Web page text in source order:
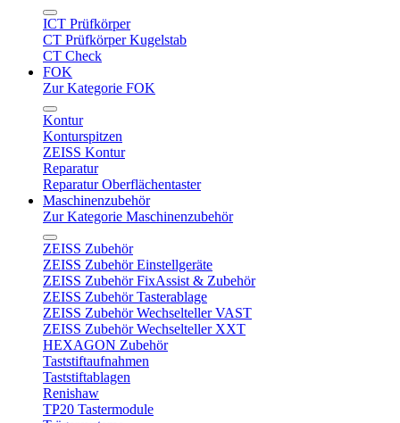
ICT Prüfkörper
CT Prüfkörper Kugelstab
CT Check
FOK
Zur Kategorie FOK
Kontur
Konturspitzen
ZEISS Kontur
Reparatur
Reparatur Oberflächentaster
Maschinenzubehör
Zur Kategorie Maschinenzubehör
ZEISS Zubehör
ZEISS Zubehör Einstellgeräte
ZEISS Zubehör FixAssist & Zubehör
ZEISS Zubehör Tasterablage
ZEISS Zubehör Wechselteller VAST
ZEISS Zubehör Wechselteller XXT
HEXAGON Zubehör
Taststiftaufnahmen
Taststiftablagen
Renishaw
TP20 Tastermodule